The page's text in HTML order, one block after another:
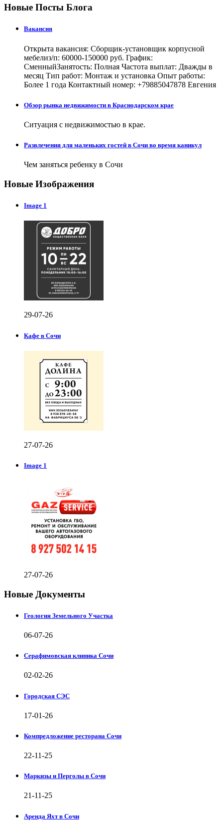
Новые Посты Блога
Вакансия
Открыта вакансия: Сборщик-установщик корпусной
мебелиз/п: 60000-150000 руб. График:
СменныйЗанятость: Полная Частота выплат: Дважды в
месяц Тип работ: Монтаж и установка Опыт работы:
Более 1 года Контактный номер: +79885047878 Евгения
Обзор рынка недвижимости в Краснодарском крае
Ситуация с недвижимостью в крае.
Развлечения для маленьких гостей в Сочи во время каникул
Чем заняться ребенку в Сочи
Новые Изображения
Image 1
29-07-26
Кафе в Сочи
27-07-26
Image 1
27-07-26
Новые Документы
Геология Земельного Участка
06-07-26
Серафимовская клиника Сочи
02-02-26
Городская СЭС
17-01-26
Компредложение ресторана Сочи
22-11-25
Маркизы и Перголы в Сочи
21-11-25
Аренда Яхт в Сочи